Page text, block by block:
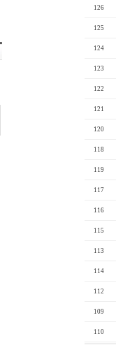
126
125
124
123
122
121
120
118
119
117
116
115
113
114
112
109
110